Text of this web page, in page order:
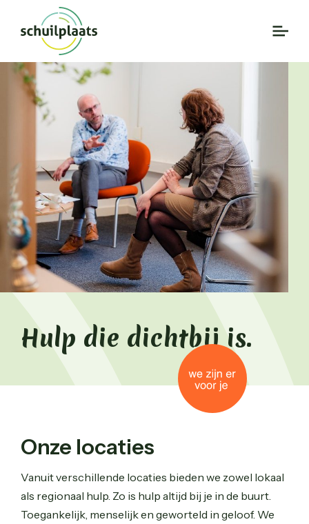
Hulp die dichtbij is.
Onze locaties
Vanuit verschillende locaties bieden we zowel lokaal
als regionaal hulp. Zo is hulp altijd bij je in de buurt.
Toegankelijk, menselijk en geworteld in geloof. We